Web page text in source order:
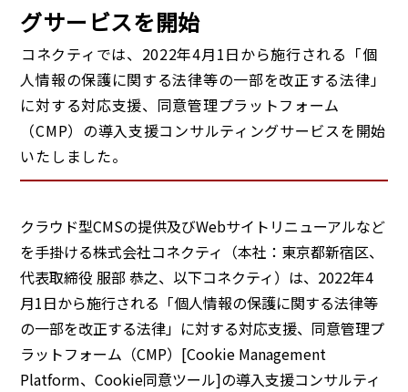
グサービスを開始
コネクティでは、2022年4月1日から施行される「個
人情報の保護に関する法律等の一部を改正する法律」
に対する対応支援、同意管理プラットフォーム
（CMP）の導入支援コンサルティングサービスを開始
いたしました。
クラウド型CMSの提供及びWebサイトリニューアルなど
を手掛ける株式会社コネクティ（本社：東京都新宿区、
代表取締役 服部 恭之、以下コネクティ）は、2022年4
月1日から施行される「個人情報の保護に関する法律等
の一部を改正する法律」に対する対応支援、同意管理プ
ラットフォーム（CMP）[Cookie Management
Platform、Cookie同意ツール]の導入支援コンサルティ